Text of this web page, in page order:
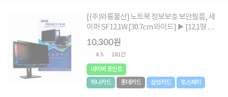
[(주)와룡물산] 노트북 정보보호 보안필름, 세
이퍼 SF12.1W [30.7cm 와이드] ▶ [12.1형 와이
드] ◀
10,300원
4.5 181건
네이버 포인트
하나카드
롯데카드 삼성카드 토스페이